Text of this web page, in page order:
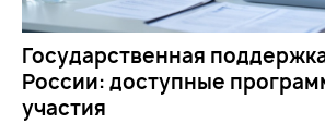
Государственная
России: доступные
участия